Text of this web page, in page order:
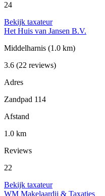
24
Bekijk taxateur
Het Huis van Jansen B.V.
Middelharnis (1.0 km)
3.6 (22 reviews)
Adres
Zandpad 114
Afstand
1.0 km
Reviews
22
Bekijk taxateur
WM Makelaardij & Taxaties